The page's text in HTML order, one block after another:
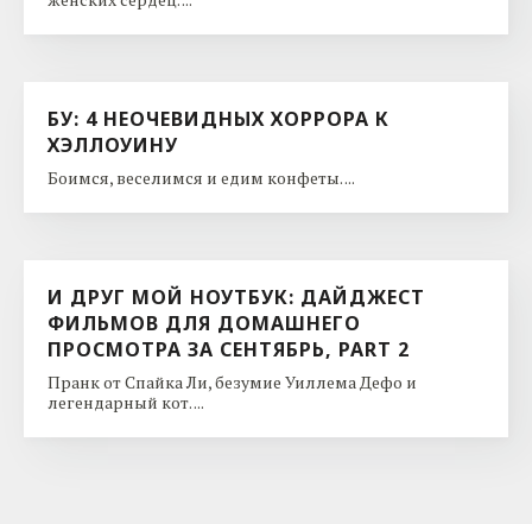
БУ: 4 НЕОЧЕВИДНЫХ ХОРРОРА К
ХЭЛЛОУИНУ
Боимся, веселимся и едим конфеты. ...
И ДРУГ МОЙ НОУТБУК: ДАЙДЖЕСТ
ФИЛЬМОВ ДЛЯ ДОМАШНЕГО
ПРОСМОТРА ЗА СЕНТЯБРЬ, PART 2
Пранк от Спайка Ли, безумие Уиллема Дефо и
легендарный кот. ...